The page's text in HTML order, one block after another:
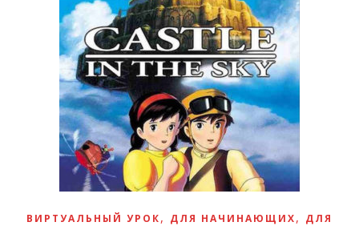
ВИРТУАЛЬНЫЙ УРОК, ДЛЯ НАЧИНАЮЩИХ, ДЛЯ